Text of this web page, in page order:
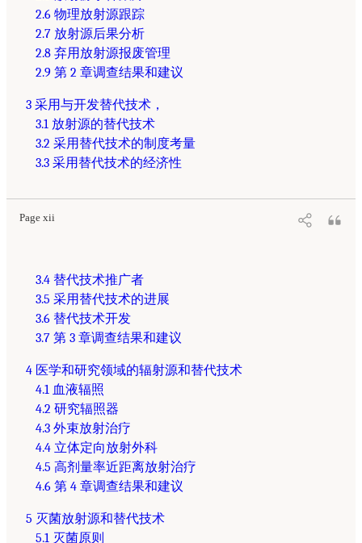
2.6 物理放射源跟踪
2.7 放射源后果分析
2.8 弃用放射源报废管理
2.9 第 2 章调查结果和建议
3 采用与开发替代技术，
3.1 放射源的替代技术
3.2 采用替代技术的制度考量
3.3 采用替代技术的经济性
Page xii
3.4 替代技术推广者
3.5 采用替代技术的进展
3.6 替代技术开发
3.7 第 3 章调查结果和建议
4 医学和研究领域的辐射源和替代技术
4.1 血液辐照
4.2 研究辐照器
4.3 外束放射治疗
4.4 立体定向放射外科
4.5 高剂量率近距离放射治疗
4.6 第 4 章调查结果和建议
5 灭菌放射源和替代技术
5.1 灭菌原则